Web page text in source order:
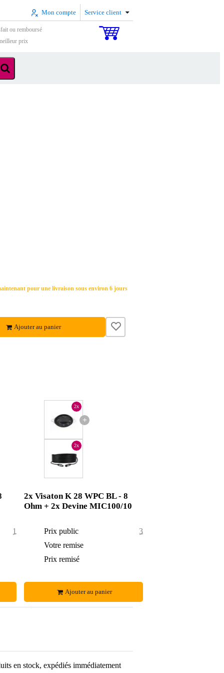
Mon compte Service client
ou remboursé
prix
pour une livraison sous environ 6 jours
Ajouter au panier
17,70 €
+
2x
2x
2x Visaton K 28 WPC BL - 8
Ohm + 2x Devine MIC100/10
Prix public
32,10 €
Votre remise
Prix remisé
Ajouter au panier
en stock, expédiés immédiatement